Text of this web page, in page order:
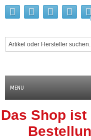
MENU
Das Shop